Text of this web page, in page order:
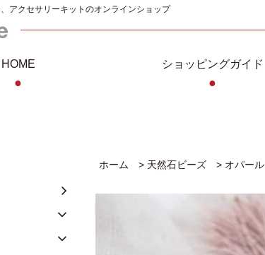
アクセサリーキットのオンラインショップ
HOME
●
ショッピングガイド
●
ホーム > 天然石ビーズ > オパール